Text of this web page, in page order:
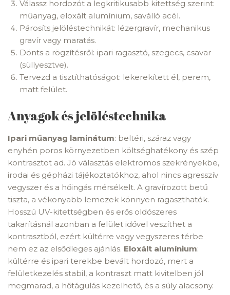
Válassz hordozót a legkritikusabb kitettség szerint:
műanyag, eloxált alumínium, saválló acél.
Párosíts jelöléstechnikát: lézergravír, mechanikus
gravír vagy maratás.
Dönts a rögzítésről: ipari ragasztó, szegecs, csavar
(süllyesztve).
Tervezd a tisztíthatóságot: lekerekített él, perem,
matt felület.
Anyagok és jelöléstechnika
Ipari műanyag laminátum: beltéri, száraz vagy
enyhén poros környezetben költséghatékony és szép
kontrasztot ad. Jó választás elektromos szekrényekbe,
irodai és gépházi tájékoztatókhoz, ahol nincs agresszív
vegyszer és a hőingás mérsékelt. A gravírozott betű
tiszta, a vékonyabb lemezek könnyen ragaszthatók.
Hosszú UV-kitettségben és erős oldószeres
takarításnál azonban a felület idővel veszíthet a
kontrasztból, ezért kültérre vagy vegyszeres térbe
nem ez az elsődleges ajánlás. Eloxált alumínium:
kültérre és ipari terekbe bevált hordozó, mert a
felületkezelés stabil, a kontraszt matt kivitelben jól
megmarad, a hőtágulás kezelhető, és a súly alacsony.